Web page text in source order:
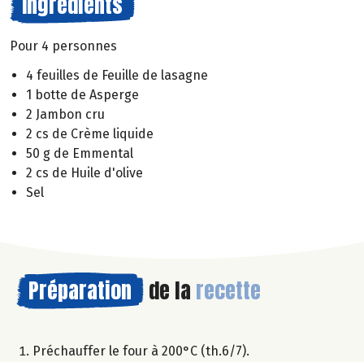
Pour 4 personnes
4 feuilles de Feuille de lasagne
1 botte de Asperge
2 Jambon cru
2 cs de Crème liquide
50 g de Emmental
2 cs de Huile d'olive
Sel
Préparation de la recette
Préchauffer le four à 200°C (th.6/7).